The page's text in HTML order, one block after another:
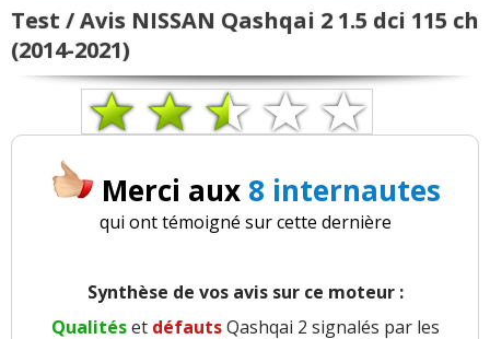
Test / Avis NISSAN Qashqai 2 1.5 dci 115 ch
(2014-2021)
Merci aux 8 internautes
qui ont témoigné sur cette dernière
Synthèse de vos avis sur ce moteur :
Qualitéset défautsQashqai 2 signalés par les